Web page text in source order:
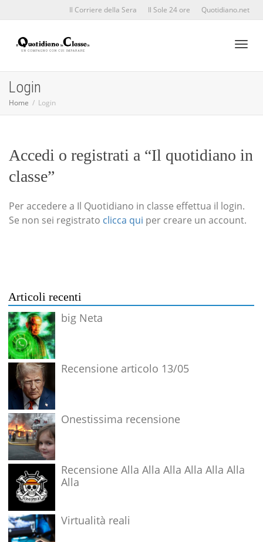
Il Corriere della Sera Il Sole 24 ore Quotidiano.net
Login
Home Login
Accedi o registrati a “Il quotidiano in
classe”
Per accedere a Il Quotidiano in classe effettua il login.
Se non sei registrato clicca qui per creare un account.
Articoli recenti
big Neta
Recensione articolo 13/05
Onestissima recensione
Recensione Alla Alla Alla Alla Alla Alla
Alla
Virtualità reali